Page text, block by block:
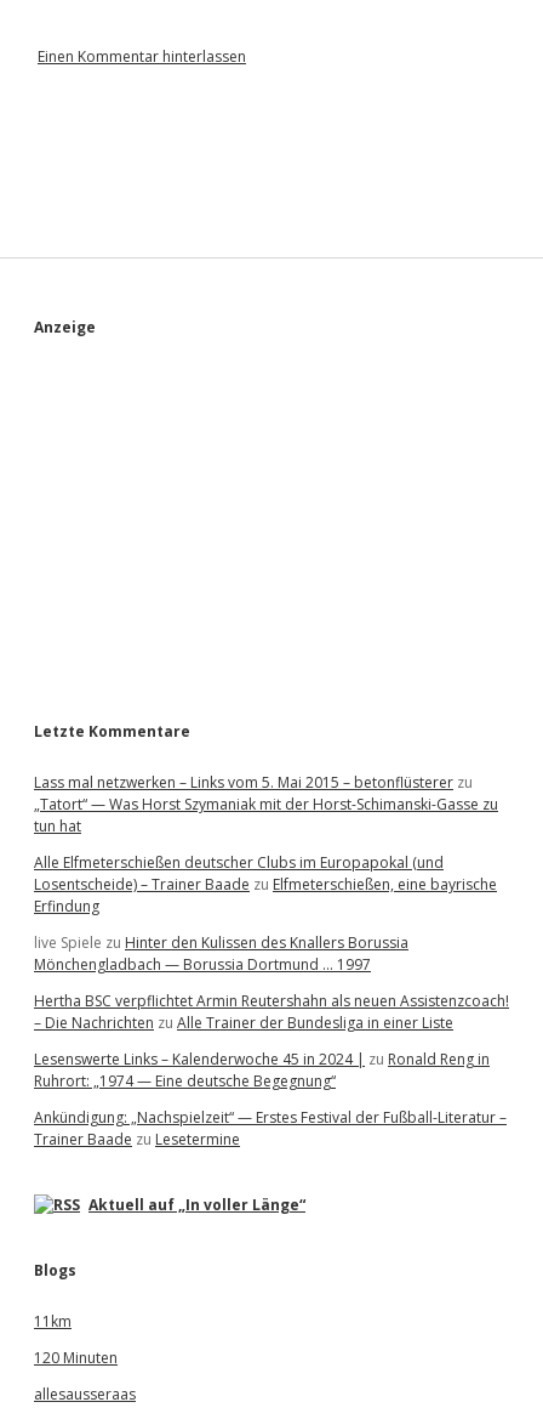
Einen Kommentar hinterlassen
S
Anzeige
Letzte Kommentare
Lass mal netzwerken – Links vom 5. Mai 2015 – betonflüsterer zu
„Tatort“ — Was Horst Szymaniak mit der Horst-Schimanski-Gasse zu
tun hat
Alle Elfmeterschießen deutscher Clubs im Europapokal (und
Losentscheide) – Trainer Baade zu Elfmeterschießen, eine bayrische
Erfindung
live Spiele zu Hinter den Kulissen des Knallers Borussia
Mönchengladbach — Borussia Dortmund … 1997
Hertha BSC verpflichtet Armin Reutershahn als neuen Assistenzcoach!
– Die Nachrichten zu Alle Trainer der Bundesliga in einer Liste
Lesenswerte Links – Kalenderwoche 45 in 2024 | zu Ronald Reng in
Ruhrort: „1974 — Eine deutsche Begegnung“
Ankündigung: „Nachspielzeit“ — Erstes Festival der Fußball-Literatur –
Trainer Baade zu Lesetermine
Aktuell auf „In voller Länge“
Blogs
11km
120 Minuten
allesausseraas